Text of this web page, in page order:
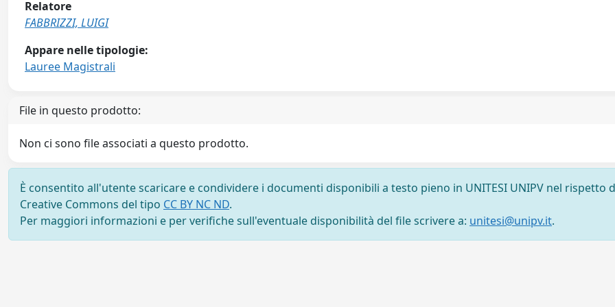
Relatore
FABBRIZZI, LUIGI
Appare nelle tipologie:
Lauree Magistrali
File in questo prodotto:
Non ci sono file associati a questo prodotto.
È consentito all'utente scaricare e condividere i documenti disponibili a testo pieno in UNITESI UNIPV nel rispetto
Creative Commons del tipo CC BY NC ND.
Per maggiori informazioni e per verifiche sull'eventuale disponibilità del file scrivere a: unitesi@unipv.it.